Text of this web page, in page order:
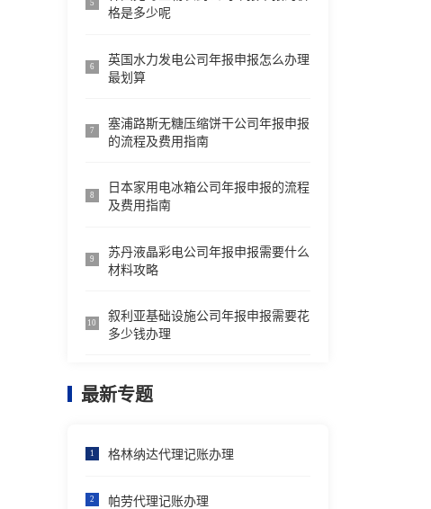
5
格是多少呢
6
英国水力发电公司年报申报怎么办理
最划算
7
塞浦路斯无糖压缩饼干公司年报申报
的流程及费用指南
8
日本家用电冰箱公司年报申报的流程
及费用指南
9
苏丹液晶彩电公司年报申报需要什么
材料攻略
10
叙利亚基础设施公司年报申报需要花
多少钱办理
最新专题
1 格林纳达代理记账办理
2 帕劳代理记账办理